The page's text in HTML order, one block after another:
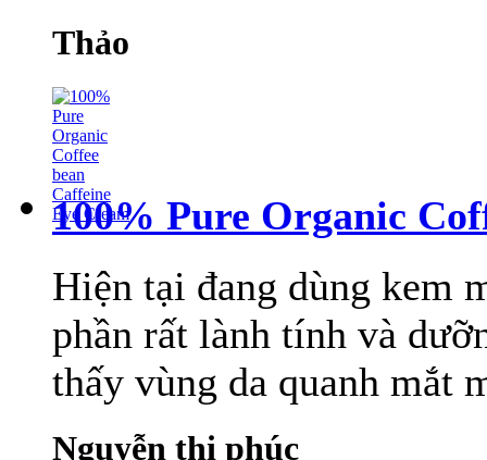
Thảo
100% Pure Organic
Hiện tại đang dùng kem
phần rất lành tính và
thấy vùng da quanh mắt
Nguyễn thị phúc